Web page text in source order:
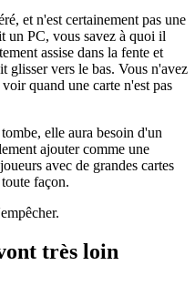
et n'est certainement pas une
un PC, vous savez à quoi il
assise dans la fente et
glisser vers le bas. Vous n'avez
quand une carte n'est pas
elle aura besoin d'un
ajouter comme une
avec de grandes cartes
façon.
très loin